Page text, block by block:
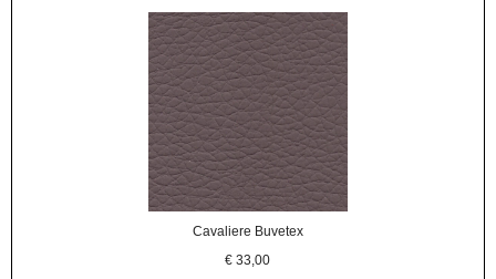
Cavaliere Buvetex
€33,00